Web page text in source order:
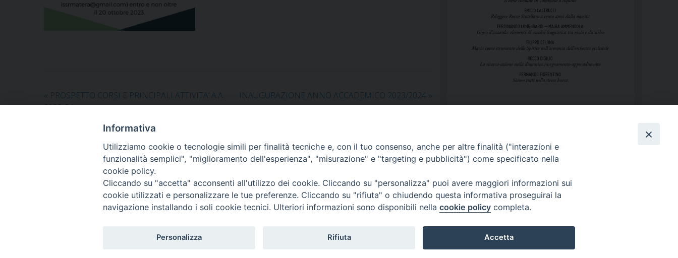
« PROSPETTO CORSI E PRINCIPALI ATTIVITA’ A.A.
2023-24
INAUGURAZIONE ANNO ACCADEMICO 2023/2024 »
Copyright 2017 © Pontificia Facoltà Teologica dell’Italia Meridionale
Istituto Superiore di Scienze Religiose Interdiocesano
Tel. 0835/256357 E-mail:issrmatera@gmail.com
issrmatera@legalmail.it
Informativa
Utilizziamo cookie o tecnologie simili per finalità tecniche e, con il tuo consenso, anche per altre finalità ("interazioni e
funzionalità semplici", "miglioramento dell'esperienza", "misurazione" e "targeting e pubblicità") come specificato nella
cookie policy.
Cliccando su "accetta" acconsenti all'utilizzo dei cookie. Cliccando su "personalizza" puoi avere maggiori informazioni sui
cookie utilizzati e personalizzare le tue preferenze. Cliccando su "rifiuta" o chiudendo questa informativa proseguirai la
navigazione installando i soli cookie tecnici. Ulteriori informazioni sono disponibili nella cookie policy completa.
Personalizza Rifiuta Accetta